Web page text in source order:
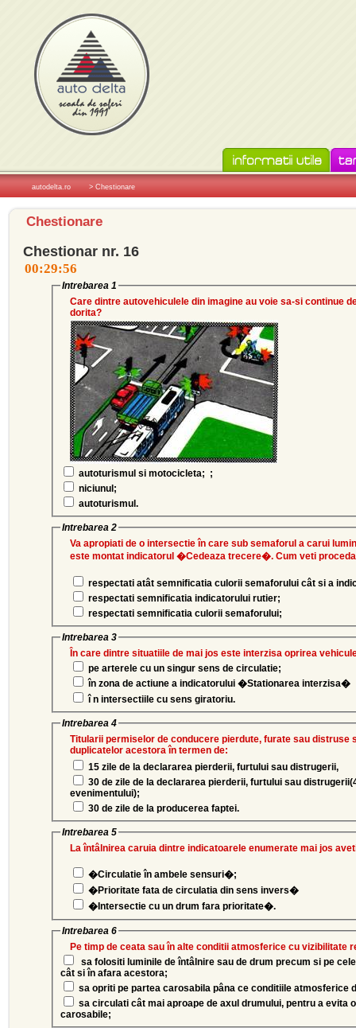
autodelta.ro > Chestionare
Chestionare
Chestionar nr. 16
Intrebarea 1
Care dintre autovehiculele din imagine au voie sa-si continue
dorita?
autoturismul si motocicleta; ;
niciunul;
autoturismul.
Intrebarea 2
Va apropiati de o intersectie în care sub semaforul a carui
este montat indicatorul �Cedeaza trecere�. Cum veti
respectati atât semnificatia culorii semaforului cât si a
respectati semnificatia indicatorului rutier;
respectati semnificatia culorii semaforului;
Intrebarea 3
În care dintre situatiile de mai jos este interzisa oprirea
pe arterele cu un singur sens de circulatie;
în zona de actiune a indicatorului �Stationarea interzisa�
î n intersectiile cu sens giratoriu.
Intrebarea 4
Titularii permiselor de conducere pierdute, furate sau distruse
duplicatelor acestora în termen de:
15 zile de la declararea pierderii, furtului sau distrugerii,
evenimentului);
30 de zile de la producerea faptei.
Intrebarea 5
La întâlnirea caruia dintre indicatoarele enumerate mai jos
�Circulatie în ambele sensuri�;
�Prioritate fata de circulatia din sens invers�
�Intersectie cu un drum fara prioritate�.
Intrebarea 6
Pe timp de ceata sau în alte conditii atmosferice cu vizibilitate
sa folositi luminile de întâlnire sau de drum precum si pe
cât si în afara acestora;
sa opriti pe partea carosabila pâna ce conditiile
carosabile;